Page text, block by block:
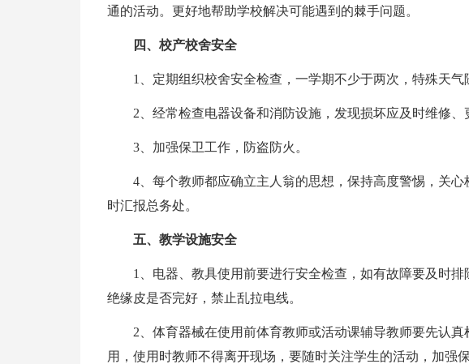
通的活动。更好地帮助学校解决可能遇到的棘手问题。
四、校产校舍安全
1、定期组织校舍安全检查，一学期不少于两次，特殊天气
2、经常检查电器设备和消防设施，发现损坏应及时维修、
3、加强保卫工作，防盗防火。
4、每个教师都应确立主人翁的思想，保持高度警惕，关
时汇报总务处。
五、教学设施安全
1、电器、教具使用前要进行安全检查，如有故障要及时
绝缘皮是否完好，禁止乱拉电线。
2、体育器械在使用前体育教师或活动课辅导教师要先认
用，使用时教师不得离开现场，要随时关注学生的活动，加强